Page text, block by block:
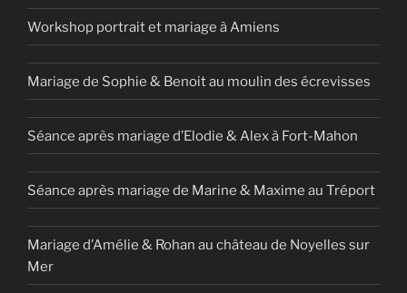
Workshop portrait et mariage à Amiens
Mariage de Sophie & Benoit au moulin des écrevisses
Séance après mariage d’Elodie & Alex à Fort-Mahon
Séance après mariage de Marine & Maxime au Tréport
Mariage d’Amélie & Rohan au château de Noyelles sur
Mer